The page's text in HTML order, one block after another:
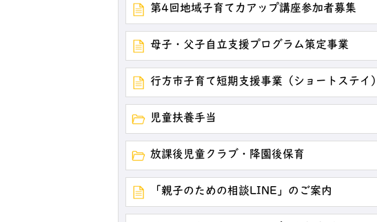
第4回地域子育て力アップ講座参加者募集
母子・父子自立支援プログラム策定事業
行方市子育て短期支援事業（ショートステイ）
児童扶養手当
放課後児童クラブ・降園後保育
「親子のための相談LINE」のご案内